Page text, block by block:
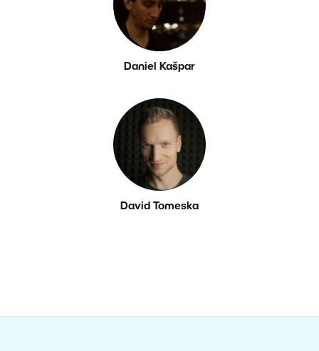
Daniel Kašpar
David Tomeska